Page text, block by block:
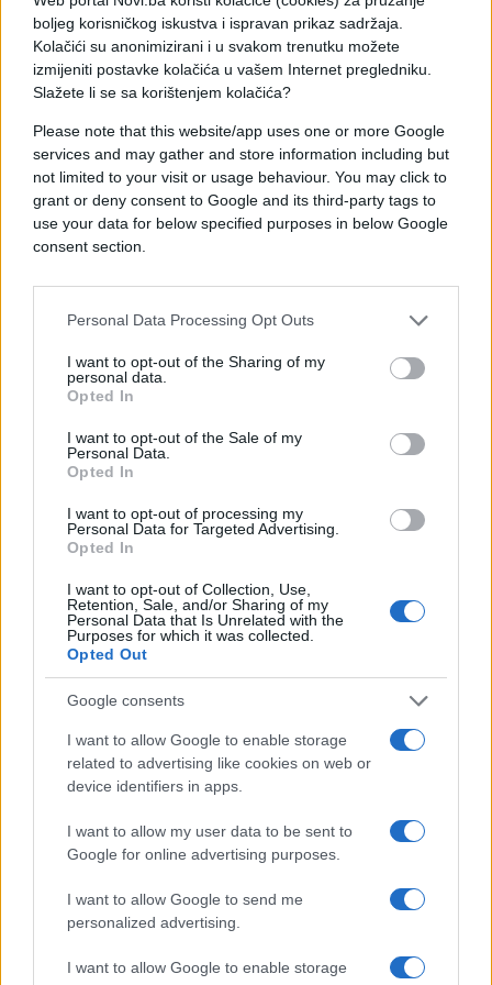
boljeg korisničkog iskustva i ispravan prikaz sadržaja.
Kolačići su anonimizirani i u svakom trenutku možete
izmijeniti postavke kolačića u vašem Internet pregledniku.
Slažete li se sa korištenjem kolačića?
Please note that this website/app uses one or more Google
services and may gather and store information including but
not limited to your visit or usage behaviour. You may click to
grant or deny consent to Google and its third-party tags to
use your data for below specified purposes in below Google
consent section.
Personal Data Processing Opt Outs
I want to opt-out of the Sharing of my
personal data.
Opted In
I want to opt-out of the Sale of my
Personal Data.
Opted In
I want to opt-out of processing my
Personal Data for Targeted Advertising.
Opted In
I want to opt-out of Collection, Use,
Retention, Sale, and/or Sharing of my
Personal Data that Is Unrelated with the
Purposes for which it was collected.
Opted Out
Google consents
I want to allow Google to enable storage
related to advertising like cookies on web or
device identifiers in apps.
I want to allow my user data to be sent to
Google for online advertising purposes.
I want to allow Google to send me
personalized advertising.
I want to allow Google to enable storage
#jelena karleusa #Emisija
#turneja